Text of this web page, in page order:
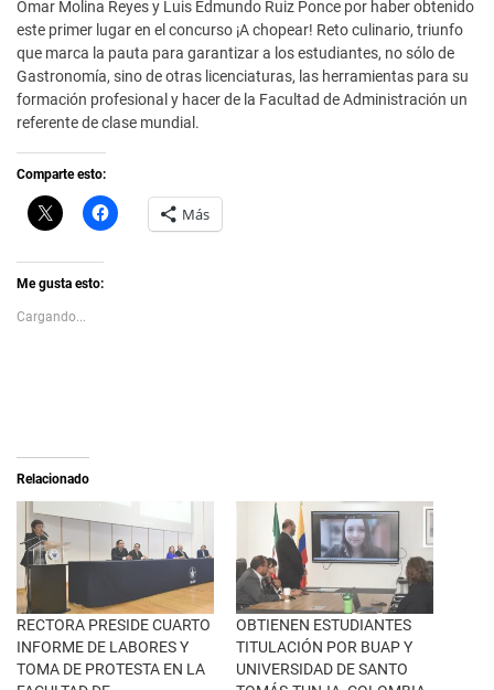
Omar Molina Reyes y Luis Edmundo Ruiz Ponce por haber obtenido
este primer lugar en el concurso ¡A chopear! Reto culinario, triunfo
que marca la pauta para garantizar a los estudiantes, no sólo de
Gastronomía, sino de otras licenciaturas, las herramientas para su
formación profesional y hacer de la Facultad de Administración un
referente de clase mundial.
Comparte esto:
C
l
k
t
s
h
e
b
r
e
e
n
u
n
e
n
t
a
n
a
H
a
F
a
c
e
o
k
(
S
e
Más
Me gusta esto:
Cargando...
Relacionado
RECTORA PRESIDE CUARTO
INFORME DE LABORES Y
TOMA DE PROTESTA EN LA
OBTIENEN ESTUDIANTES
TITULACIÓN POR BUAP Y
UNIVERSIDAD DE SANTO